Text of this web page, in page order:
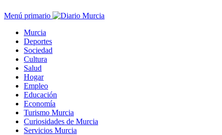
Menú primario
Murcia
Deportes
Sociedad
Cultura
Salud
Hogar
Empleo
Educación
Economía
Turismo Murcia
Curiosidades de Murcia
Servicios Murcia